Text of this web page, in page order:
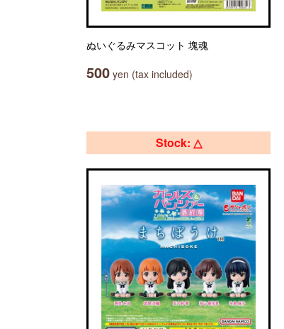
ぬいぐるみマスコット 塊魂
500 yen (tax included)
Stock: △